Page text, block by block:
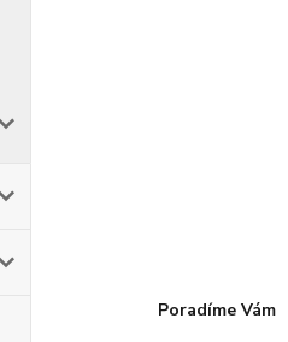
Poradíme Vám